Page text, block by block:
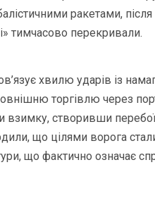
ракетами,
тимчасово перекривали.
хвилю ударів із
торгівлю через
взимку, створивши
що цілями ворога
що фактично означає